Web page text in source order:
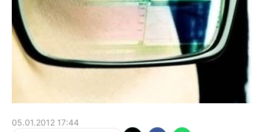
05.01.2012 17:44